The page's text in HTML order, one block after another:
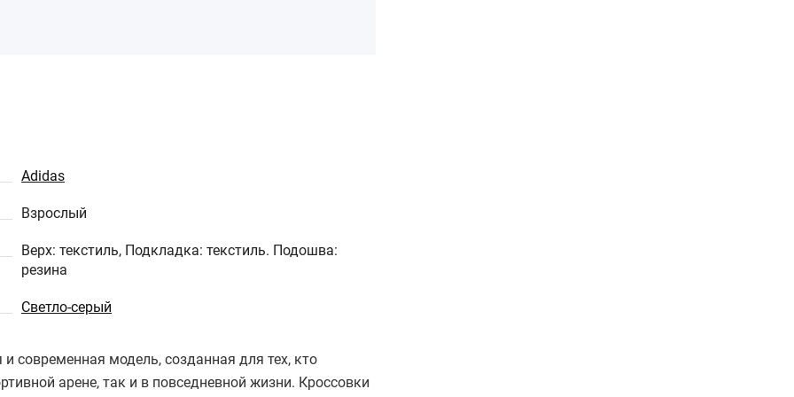
Adidas
Взрослый
Верх: текстиль, Подкладка: текстиль. Подошва:
резина
Светло-серый
современная модель, созданная для тех, кто
арене, так и в повседневной жизни. Кроссовки